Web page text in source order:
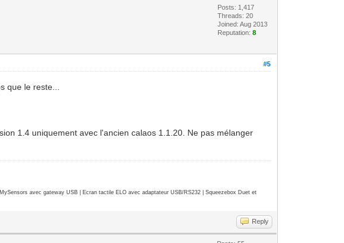
Posts: 1,417
Threads: 20
Joined: Aug 2013
Reputation:8
#5
que le reste...
1.4 uniquement avec l'ancien calaos 1.1.20. Ne pas mélanger
avec gateway USB | Ecran tactile ELO avec adaptateur USB/RS232 | Squeezebox Duet et
Reply